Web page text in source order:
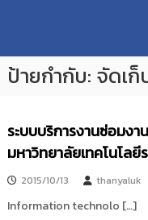
p
U
T
R
e
s
e
a
วิ
ท
ลั
ย
เ
ค
น
ป้ายกำกับ: จัดเก็
ระบบบริการงานซ่อมง
มหาวิทยาลัยเทคโนโล
2015/10/13 thanyaluk
Information technolo […]